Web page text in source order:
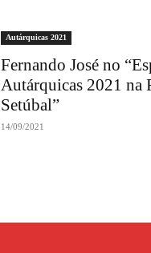
Autárquicas 2021
Fernando José no
Autárquicas 2021 na
Setúbal”
14/09/2021